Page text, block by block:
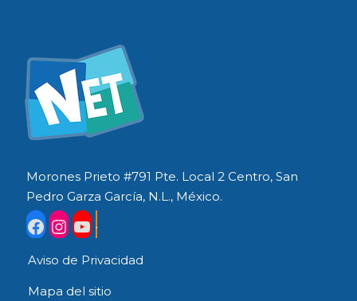
Morones Prieto #791 Pte. Local 2 Centro, San
Pedro Garza García, N.L., México.
Aviso de Privacidad
Mapa del sitio